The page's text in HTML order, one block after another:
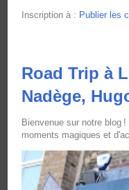
Inscription à : Publier les
Road Trip à
Nadège,
Bienvenue sur notre blog
moments magiques et